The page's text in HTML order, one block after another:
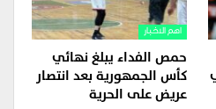
اهم الاخبار
حمص الفداء يبلغ نهائي
كأس الجمهورية بعد انتصار
عريض على الحرية